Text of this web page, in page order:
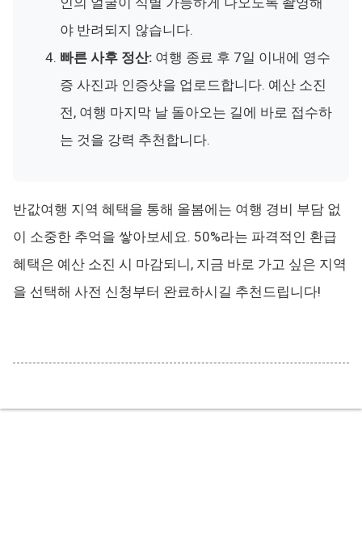
야 반려되지 않습니다.
빠른 사후 정산: 여행 종료 후 7일 이내에 영수
증 사진과 인증샷을 업로드합니다. 예산 소진
전, 여행 마지막 날 돌아오는 길에 바로 접수하
는 것을 강력 추천합니다.
반값여행 지역 혜택을 통해 올봄에는 여행 경비 부담 없
이 소중한 추억을 쌓아보세요. 50%라는 파격적인 환급
혜택은 예산 소진 시 마감되니, 지금 바로 가고 싶은 지역
을 선택해 사전 신청부터 완료하시길 추천드립니다!